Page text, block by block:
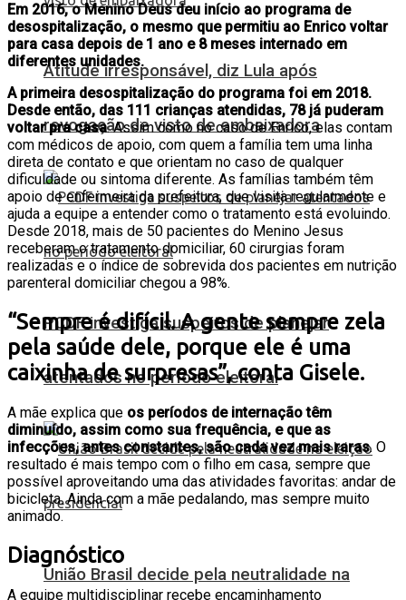
Atitude irresponsável, diz Lula após
revogação de visto de embaixadora
PCDF investiga suspeitos de planejar
atentados no período eleitoral
União Brasil decide pela neutralidade na
Em 2016, o Menino Deus deu início ao programa de
desospitalização, o mesmo que permitiu ao Enrico voltar
para casa depois de 1 ano e 8 meses internado em
diferentes unidades.
A primeira desospitalização do programa foi em 2018.
Desde então, das 111 crianças atendidas, 78 já puderam
voltar pra casa. Assim como no caso de Enrico, elas contam
com médicos de apoio, com quem a família tem uma linha
direta de contato e que orientam no caso de qualquer
dificuldade ou sintoma diferente. As famílias também têm
apoio de enfermeira da prefeitura, que visita regularmente e
ajuda a equipe a entender como o tratamento está evoluindo.
Desde 2018, mais de 50 pacientes do Menino Jesus
receberam o tratamento domiciliar, 60 cirurgias foram
realizadas e o índice de sobrevida dos pacientes em nutrição
parenteral domiciliar chegou a 98%.
“Sempre é difícil. A gente sempre zela
pela saúde dele, porque ele é uma
caixinha de surpresas”, conta Gisele.
A mãe explica que os períodos de internação têm
diminuído, assim como sua frequência, e que as
infecções, antes constantes, são cada vez mais raras. O
resultado é mais tempo com o filho em casa, sempre que
possível aproveitando uma das atividades favoritas: andar de
bicicleta. Ainda com a mãe pedalando, mas sempre muito
animado.
Diagnóstico
A equipe multidisciplinar recebe encaminhamento